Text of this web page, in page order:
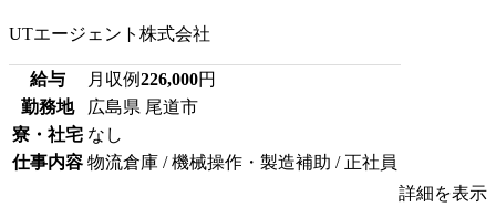
UTエージェント株式会社
給与 月収例226,000円
勤務地
広島県 尾道市
寮・社宅 なし
仕事内容 物流倉庫 / 機械操作・製造補助 / 正社員
詳細を表示